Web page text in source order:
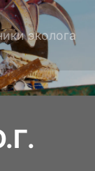
эколога